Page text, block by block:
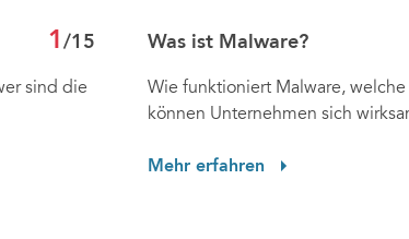
1 /15
sind die
Was ist Malware?
Wie funktioniert Malware,
können Unternehmen sich
Mehr erfahren